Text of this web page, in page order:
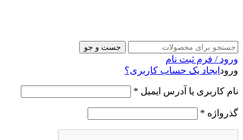
جست و جو
ورود / فرم ثبت نام
ورود ایجاد یک حساب کاربری؟
نام کاربری یا آدرس ایمیل *
گذرواژه *